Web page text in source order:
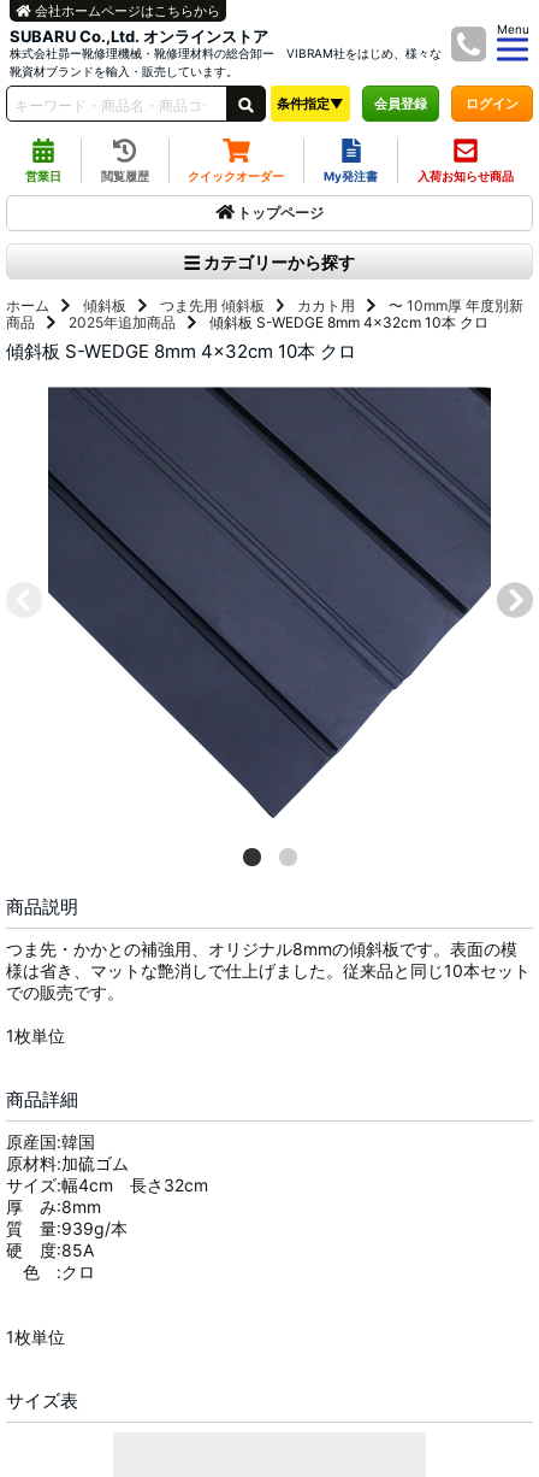
SUBARU Co.,Ltd. オンラインストア
株式会社昴ー靴修理機械・靴修理材料の総合卸ー VIBRAM社をはじめ、様々な
靴資材ブランドを輸入・販売しています。
Menu
会社ホームページはこちらから
条件指定▼ 会員登録 ログイン
営業日 閲覧履歴 クイックオーダー My発注書 入荷お知らせ商品
トップページ
カテゴリーから探す
ホーム 傾斜板 つま先用 傾斜板 カカト用 〜 10mm厚 年度別新
商品
2025年追加商品 傾斜板 S-WEDGE 8mm 4x32cm 10本 クロ
傾斜板 S-WEDGE 8mm 4x32cm 10本 クロ
商品説明
つま先・かかとの補強用、オリジナル8mmの傾斜板です。表面の模
様は省き、マットな艶消しで仕上げました。従来品と同じ10本セット
での販売です。
1枚単位
商品詳細
原産国:韓国
原材料:加硫ゴム
サイズ:幅4cm 長さ32cm
厚 み:8mm
質 量:939g/本
硬 度:85A
色 :クロ
1枚単位
サイズ表